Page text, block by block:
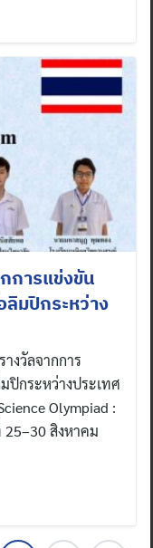
การแข่งขัน
มปิกระหว่าง
งวัลจากการ
ปิกระหว่างประเทศ
Olympiad :
25–30 สิงหาคม